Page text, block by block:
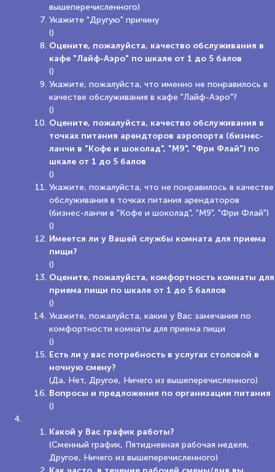
вышеперечисленного)
Укажите "Другую" причину
()
Оцените, пожалуйста, качество обслуживания в
кафе "Лайф-Аэро" по шкале от 1 до 5 балов
()
Укажите, пожалуйста, что именно не понравилось в
качестве обслуживания в кафе "Лайф-Аэро"?
()
Оцените, пожалуйста, качество обслуживания в
точках питания арендторов аэропорта (бизнес-
ланчи в "Кофе и шоколад", "М9", "Фри Флай") по
шкале от 1 до 5 балов
()
Укажите, пожалуйста, что не понравилось в качестве
обслуживания в точках питания арендаторов
(бизнес-ланчи в "Кофе и шоколад", "М9", "Фри Флай")
()
Имеется ли у Вашей службы комната для приема
пищи?
()
Оцените, пожалуйста, комфортность комнаты для
приема пищи по шкале от 1 до 5 баллов
()
Укажите, пожалуйста, какие у Вас замечания по
комфортности комнаты для приема пищи
()
Есть ли у вас потребность в услугах столовой в
ночную смену?
(Да, Нет, Другое, Ничего из вышеперечисленного)
Вопросы и предложения по организации питания
()
Какой у Вас график работы?
(Сменный график, Пятидневная рабочая неделя,
Другое, Ничего из вышеперечисленного)